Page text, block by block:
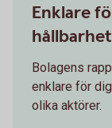
Enklare
Bolagens
enklare för
olika aktörer.